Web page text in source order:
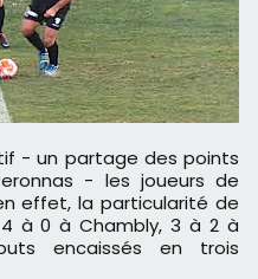
- les joueurs de
effet, la particularité de
à 0 à Chambly, 3 à 2 à
encaissés en trois